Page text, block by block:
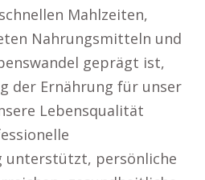
Mahlzeiten,
Nahrungsmitteln und
geprägt ist,
der Ernährung für unser
Lebensqualität
unterstützt, persönliche